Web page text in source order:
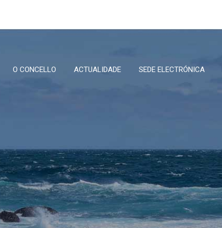
O CONCELLO ACTUALIDADE SEDE ELECTRÓNICA